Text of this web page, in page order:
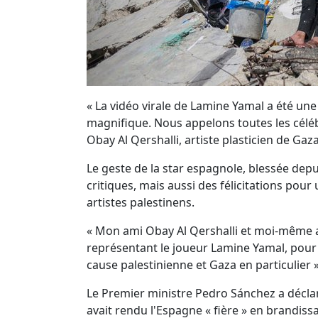
« La vidéo virale de Lamine Yamal a été
magnifique. Nous appelons toutes les
Obay Al Qershalli, artiste plasticien de
Le geste de la star espagnole, blessée
critiques, mais aussi des félicitations
artistes palestinens.
« Mon ami Obay Al Qershalli et moi-
représentant le joueur Lamine Yamal,
cause palestinienne et Gaza en particulier
Le Premier ministre Pedro Sánchez a
avait rendu l'Espagne « fière » en